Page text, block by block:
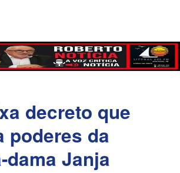
decreto que
poderes da
dama Janja